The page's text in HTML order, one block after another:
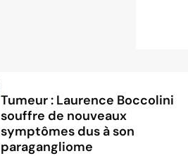
Tumeur : Laurence Boccolini
souffre de nouveaux
symptômes dus à son
paragangliome